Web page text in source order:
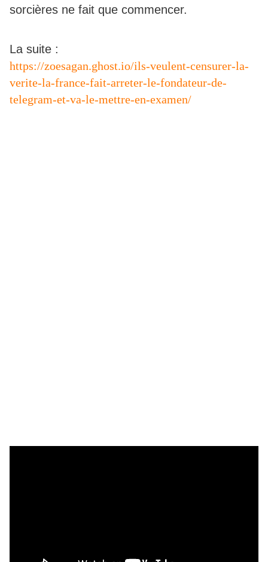
sorcières ne fait que commencer.
La suite :
https://zoesagan.ghost.io/ils-veulent-censurer-la-
verite-la-france-fait-arreter-le-fondateur-de-
telegram-et-va-le-mettre-en-examen/